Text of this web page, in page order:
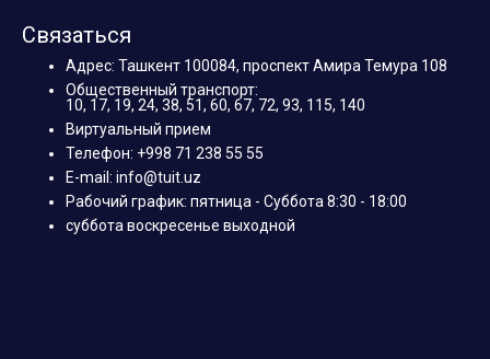
Связаться
Адрес: Ташкент 100084, проспект Амира Темура 108
Общественный транспорт:
10, 17, 19, 24, 38, 51, 60, 67, 72, 93, 115, 140
Виртуальный прием
Телефон: +998 71 238 55 55
E-mail: info@tuit.uz
Рабочий график: пятница - Суббота 8:30 - 18:00
суббота воскресенье выходной